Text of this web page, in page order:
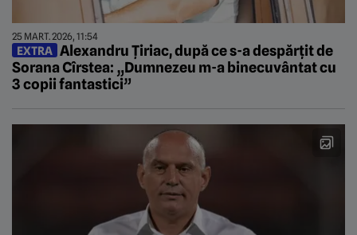
25 MART. 2026, 11:54
EXTRA Alexandru Țiriac, după ce s-a despărțit de
Sorana Cîrstea: „Dumnezeu m-a binecuvântat cu
3 copii fantastici”